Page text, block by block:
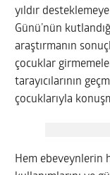
yıldır
Günü’nün
araştırmanın
çocuklar
tarayıcılarının
çocuklarıyla
Hem ebeveynlerin